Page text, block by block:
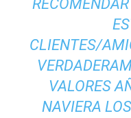
CLIENTES/
VALORES
NAVIERA